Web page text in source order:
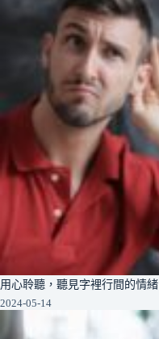
用心聆聽，聽見字裡行間的情緒
2024-05-14